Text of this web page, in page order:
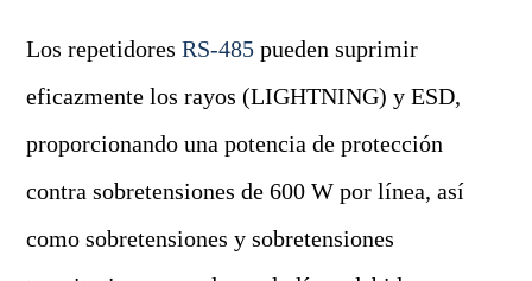
Los repetidoresRS-485 pueden suprimir
eficazmente los rayos (LIGHTNING) y ESD,
proporcionando una potencia de protección
contra sobretensiones de 600 W por línea, así
como sobretensiones y sobretensiones